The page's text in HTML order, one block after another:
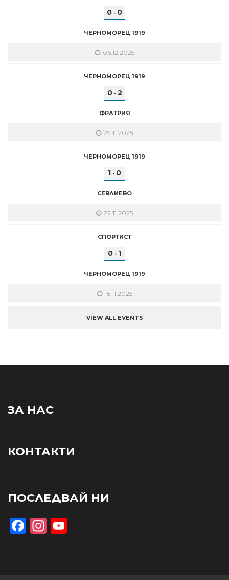
0 - 0
ЧЕРНОМОРЕЦ 1919
06.12.2025
ЧЕРНОМОРЕЦ 1919
0- 2
ФРАТРИЯ
29.11.2025
ЧЕРНОМОРЕЦ 1919
1 - 0
СЕВЛИЕВО
22.11.2025
СПОРТИСТ
0 - 1
ЧЕРНОМОРЕЦ 1919
16.11.2025
VIEW ALL EVENTS
ЗА НАС
КОНТАКТИ
ПОСЛЕДВАЙ НИ
Facebook
Instagram